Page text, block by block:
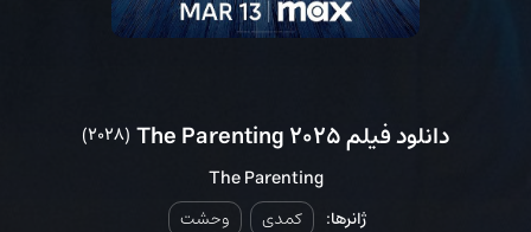
دانلود فیلم The Parenting 2025 (2028)
The Parenting
ژانرها: کمدی وحشت